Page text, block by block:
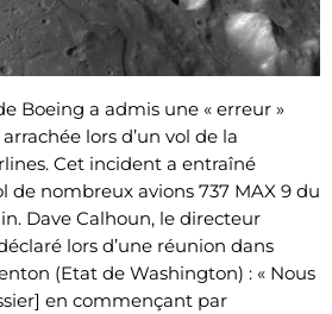
Boeing a admis une « erreur »
lors d’un vol de la
Cet incident a entraîné
de nombreux avions 737 MAX 9 du
Dave Calhoun, le directeur
lors d’une réunion dans
(Etat de Washington) : « Nous
en commençant par